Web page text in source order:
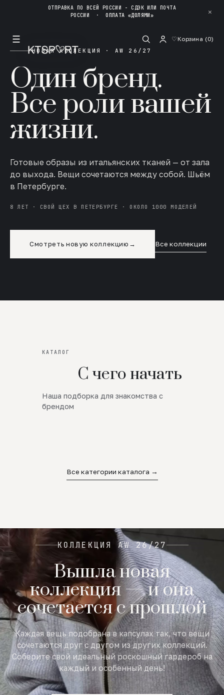
ОТПРАВКА ПО ВСЕЙ РОССИИ - СДЭК ИЛИ ПОЧТА
РОССИИ ·ОПЛАТА «ДОЛЯМИ» ✕
☰ ♡Корзина (0)
НОВАЯ КОЛЛЕКЦИЯ · AW 26/27
Один бренд.
Все роли вашей
жизни.
Готовые образы из итальянских тканей — от зала
до выхода. Вещи сочетаются между собой. Шьём
в Петербурге.
8 ЛЕТ · СВОЙ ЦЕХ В ПЕТЕРБУРГЕ · ОКОЛО 1000 МОДЕЛЕЙ
Смотреть новую коллекцию → Все коллекции
КАТАЛОГ
С чего начать
Наша подборка для знакомства с
брендом
Новинки
SALE
Все категории каталога →
КОЛЛЕКЦИЯ AW 26/27
Вышла новая
коллекция — и она
сочетается с прошлой
Каждая вещь подобрана в капсулах так, что вещи
сочетаются друг с другом из других коллекций.
Соберите свой идеальный роскошный гардероб на
каждый и особенный день!